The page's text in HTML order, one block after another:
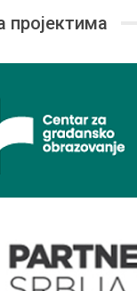
пројектима